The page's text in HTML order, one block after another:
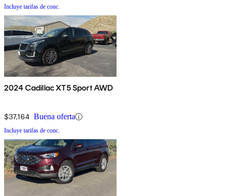
Incluye tarifas de conc.
2024 Cadillac XT5 Sport AWD
$37,164 Buena oferta
Incluye tarifas de conc.